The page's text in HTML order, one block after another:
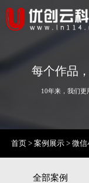
每个作品
10年来，我们更
首页 >案例展示 >微信
全部案例